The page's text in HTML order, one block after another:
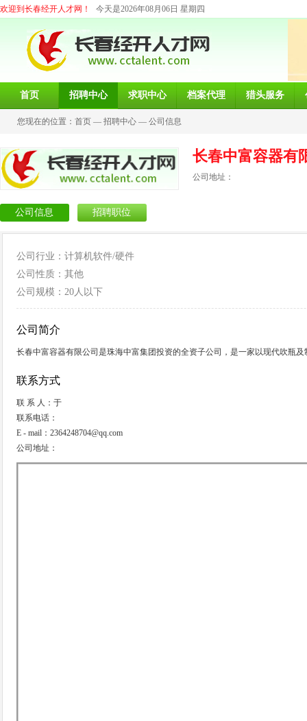
欢迎到长春经开人才网！ 今天是2026年08月06日 星期四
首页 招聘中心 求职中心 档案代理 猎头服务
您现在的位置： 首页 — 招聘中心 — 公司信息
长春中富容器有
公司地址：
公司信息 招聘职位
公司行业：计算机软件/硬件
公司性质：其他
公司规模：20人以下
公司简介
长春中富容器有限公司是珠海中富集团投资的全资子公司，是一家以现代吹瓶
联系方式
联 系 人：于
联系电话：
E - mail：2364248704@qq.com
公司地址：